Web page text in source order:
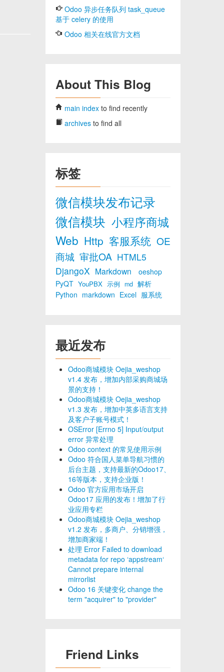
Odoo 异步任务队列 task_queue
基于 celery 的使用
Odoo 相关在线官方文档
About This Blog
main index to find recently
archives to find all
标签
微信模块发布记录
微信模块 小程序商城
Web Http 客服系统 OE
商城 审批OA HTML5
DjangoX Markdown
oeshop
PyQT YouPBX 示例 md 解析
Python markdown Excel 服系统
最近发布
Odoo商城模块 Oejia_weshop
v1.4 发布，增加内部采购商城场
景的支持！
Odoo商城模块 Oejia_weshop
v1.3 发布，增加中英多语言支持
及客户子账号模式！
OSError [Errno 5] Input/output
error 异常处理
Odoo context 的常见使用示例
Odoo 符合国人菜单导航习惯的
后台主题，支持最新的Odoo17、
16等版本，支持企业版！
Odoo 官方应用市场开启
Odoo17 应用的发布！增加了行
业应用专栏
Odoo商城模块 Oejia_weshop
v1.2 发布，多商户、分销增强，
增加商家端！
处理 Error Failed to download
metadata for repo ‘appstream‘
Cannot prepare internal
mirrorlist
Odoo 16 关键变化 change the
term "acquirer" to "provider"
Friend Links